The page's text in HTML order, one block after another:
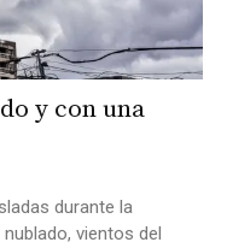
y con una
durante la
vientos del